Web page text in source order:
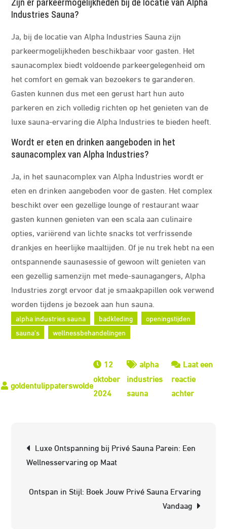
Zijn er parkeermogelijkheden bij de locatie van Alpha
Industries Sauna?
Ja, bij de locatie van Alpha Industries Sauna zijn
parkeermogelijkheden beschikbaar voor gasten. Het
saunacomplex biedt voldoende parkeergelegenheid om
het comfort en gemak van bezoekers te garanderen.
Gasten kunnen dus met een gerust hart hun auto
parkeren en zich volledig richten op het genieten van de
luxe sauna-ervaring die Alpha Industries te bieden heeft.
Wordt er eten en drinken aangeboden in het
saunacomplex van Alpha Industries?
Ja, in het saunacomplex van Alpha Industries wordt er
eten en drinken aangeboden voor de gasten. Het complex
beschikt over een gezellige lounge of restaurant waar
gasten kunnen genieten van een scala aan culinaire
opties, variërend van lichte snacks tot verfrissende
drankjes en heerlijke maaltijden. Of je nu trek hebt na een
ontspannende saunasessie of gewoon wilt genieten van
een gezellig samenzijn met mede-saunagangers, Alpha
Industries zorgt ervoor dat je smaakpapillen ook verwend
worden tijdens je bezoek aan hun sauna.
alpha industries sauna badkleding
openingstijden
sauna's
wellnessbehandelingen
12
oktober
2024
alpha
industries
sauna
Laat een
reactie
achterop
Alpha
Luxe Ontspanning bij Privé Sauna Parein: Een
Wellnesservaring op Maat
Ontspan in Stijl: Boek Jouw Privé Sauna Ervaring
Vandaag